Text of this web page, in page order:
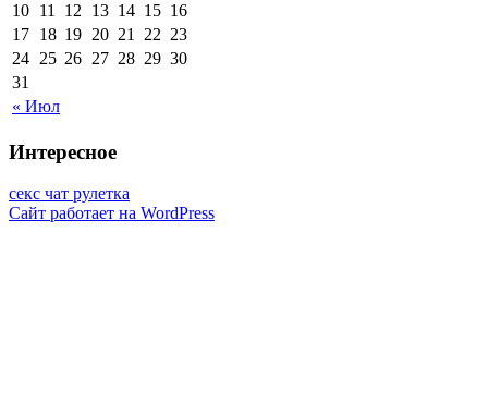
« Июл
10 11 12 13 14 15 16
17 18 19 20 21 22 23
24 25 26 27 28 29 30
31
Интересное
секс чат рулетка
Сайт работает на WordPress